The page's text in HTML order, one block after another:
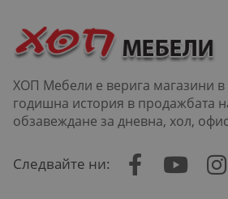
ХОП Мебели е верига магазини
годишна история в продажбата на мебели, кухни,
обзавеждане за дневна, хол,
Следвайте ни: